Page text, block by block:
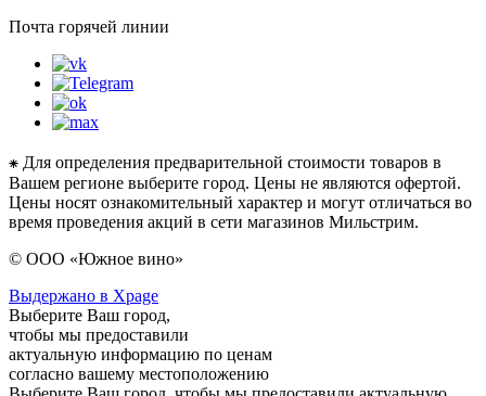
Почта горячей линии
⁕ Для определения предварительной стоимости товаров в
Вашем регионе выберите город. Цены не являются офертой.
Цены носят ознакомительный характер и могут отличаться во
время проведения акций в сети магазинов Мильстрим.
© ООО «Южное вино»
Выдержано в Xpage
Выберите Ваш город,
чтобы мы предоставили
актуальную информацию по ценам
согласно вашему местоположению